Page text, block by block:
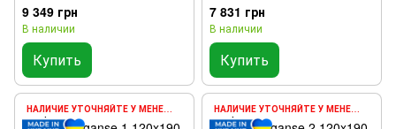
9 349 грн
В наличии
Купить
7 831 грн
В наличии
Купить
НАЛИЧИЕ УТОЧНЯЙТЕ У МЕНЕДЖЕРА НАЛИЧИЕ УТОЧНЯЙТЕ У МЕНЕДЖЕРА